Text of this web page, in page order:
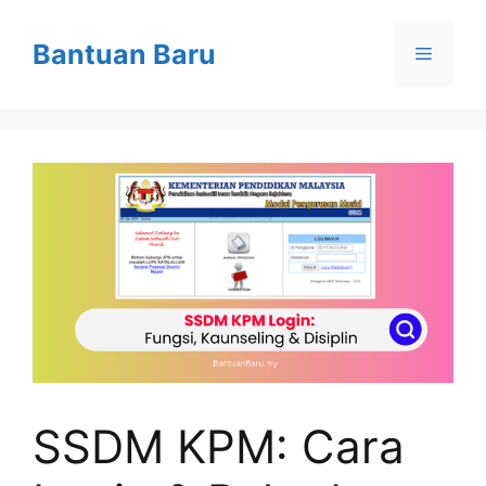
contentBantuan Baru Menu
SSDM KPM: Cara